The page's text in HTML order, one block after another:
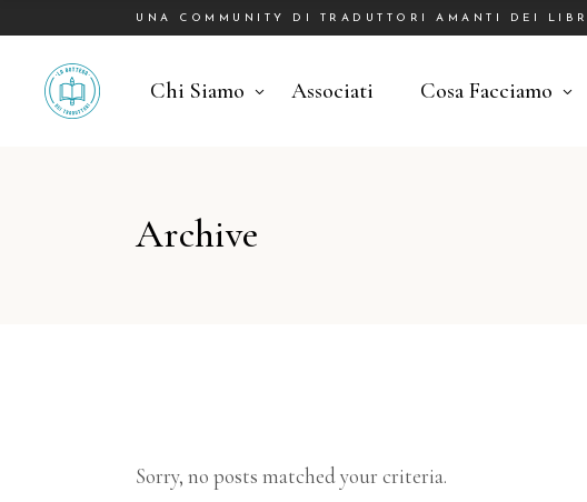
UNA COMMUNITY DI TRADUTTORI AMANTI DEI
Chi Siamo Associati Cosa Facciamo
Archive
Sorry, no posts matched your criteria.